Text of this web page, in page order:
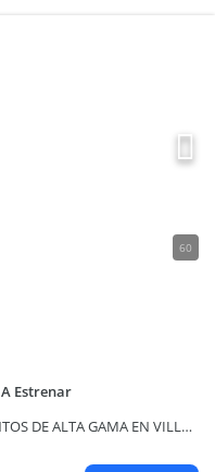
60
A Estrenar
EDIFICIO COSTA LAGO 2 - DEPARTAMENTOS DE ALTA GAMA EN VILLA CARLOS PAZ - PRE-VENTA AL POZO DE INVERS